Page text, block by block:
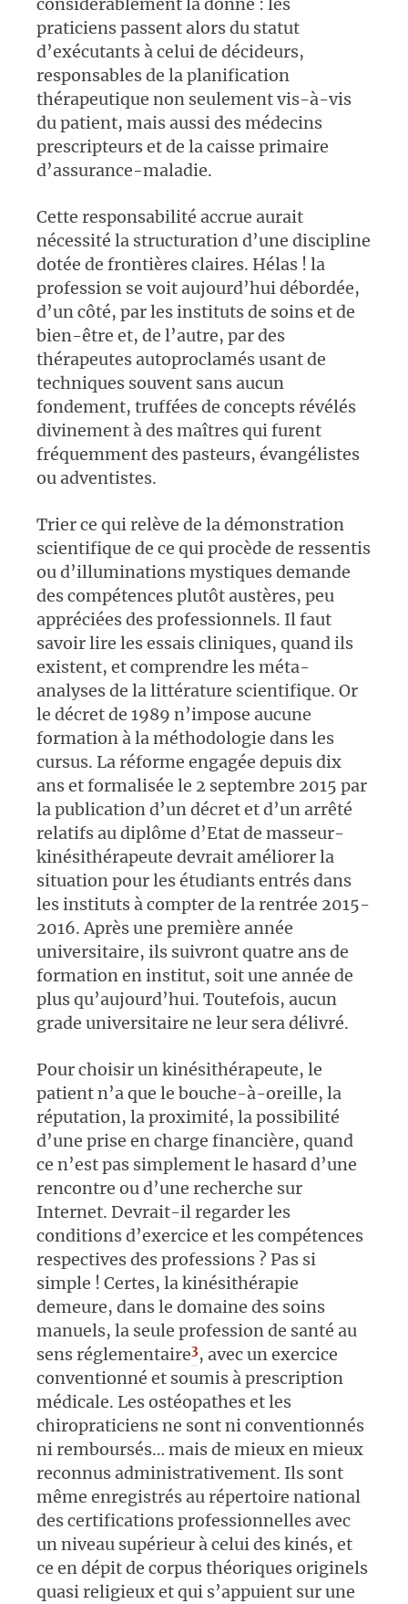
considérablement la donne : les
praticiens passent alors du statut
d’exécutants à celui de décideurs,
responsables de la planification
thérapeutique non seulement vis-à-vis
du patient, mais aussi des médecins
prescripteurs et de la caisse primaire
d’assurance-maladie.
Cette responsabilité accrue aurait
nécessité la structuration d’une discipline
dotée de frontières claires. Hélas ! la
profession se voit aujourd’hui débordée,
d’un côté, par les instituts de soins et de
bien-être et, de l’autre, par des
thérapeutes autoproclamés usant de
techniques souvent sans aucun
fondement, truffées de concepts révélés
divinement à des maîtres qui furent
fréquemment des pasteurs, évangélistes
ou adventistes.
Trier ce qui relève de la démonstration
scientifique de ce qui procède de ressentis
ou d’illuminations mystiques demande
des compétences plutôt austères, peu
appréciées des professionnels. Il faut
savoir lire les essais cliniques, quand ils
existent, et comprendre les méta-
analyses de la littérature scientifique. Or
le décret de 1989 n’impose aucune
formation à la méthodologie dans les
cursus. La réforme engagée depuis dix
ans et formalisée le 2 septembre 2015 par
la publication d’un décret et d’un arrêté
relatifs au diplôme d’Etat de masseur-
kinésithérapeute devrait améliorer la
situation pour les étudiants entrés dans
les instituts à compter de la rentrée 2015-
2016. Après une première année
universitaire, ils suivront quatre ans de
formation en institut, soit une année de
plus qu’aujourd’hui. Toutefois, aucun
grade universitaire ne leur sera délivré.
Pour choisir un kinésithérapeute, le
patient n’a que le bouche-à-oreille, la
réputation, la proximité, la possibilité
d’une prise en charge financière, quand
ce n’est pas simplement le hasard d’une
rencontre ou d’une recherche sur
Internet. Devrait-il regarder les
conditions d’exercice et les compétences
respectives des professions ? Pas si
simple ! Certes, lakinésithérapie
demeure, dans le domaine des soins
manuels, la seule profession de santé au
sens réglementaire3, avec un exercice
conventionné et soumis à prescription
médicale. Les ostéopathes et les
chiropraticiens ne sont ni conventionnés
ni remboursés… mais de mieux en mieux
reconnus administrativement. Ils sont
même enregistrés au répertoire national
des certifications professionnelles avec
un niveau supérieur à celui des kinés, et
ce en dépit de corpus théoriques originels
quasi religieux et qui s’appuient sur une